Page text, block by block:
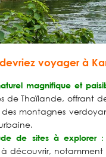
voyager à
magnifique et
de Thaïlande, offrant
des montagnes
de sites à explorer:
à découvrir, notamment